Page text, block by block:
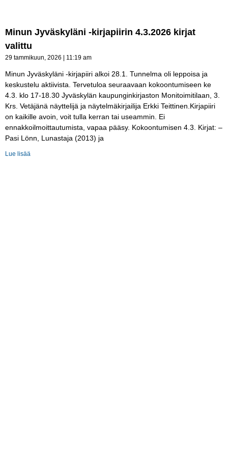
Minun Jyväskyläni -kirjapiirin 4.3.2026 kirjat
valittu
29 tammikuun, 2026 11:19 am
Minun Jyväskyläni -kirjapiiri alkoi 28.1. Tunnelma oli leppoisa ja
keskustelu aktiivista. Tervetuloa seuraavaan kokoontumiseen ke
4.3. klo 17-18.30 Jyväskylän kaupunginkirjaston Monitoimitilaan, 3.
Krs. Vetäjänä näyttelijä ja näytelmäkirjailija Erkki Teittinen.Kirjapiiri
on kaikille avoin, voit tulla kerran tai useammin. Ei
ennakkoilmoittautumista, vapaa pääsy. Kokoontumisen 4.3. Kirjat: –
Pasi Lönn, Lunastaja (2013) ja
Lue lisää